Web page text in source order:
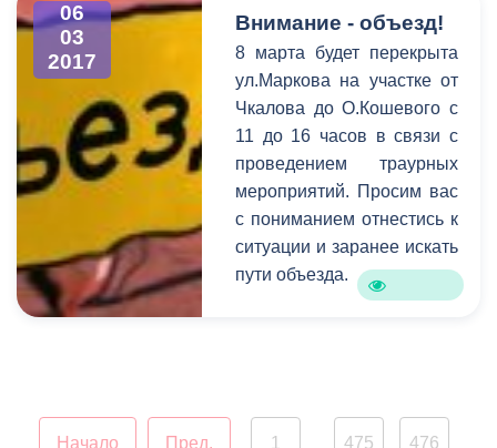
расширенном аппаратном
совещании в столичной
администрации под
председательством Бориса
Албегова.
06
03
2017
Внимание - объезд!
8 марта будет перекрыта
ул.Маркова на участке от
Чкалова до О.Кошевого с
11 до 16 часов в связи с
проведением траурных
мероприятий. Просим вас
с пониманием отнестись к
ситуации и заранее искать
пути объезда.
Начало Пред.
1
475 476